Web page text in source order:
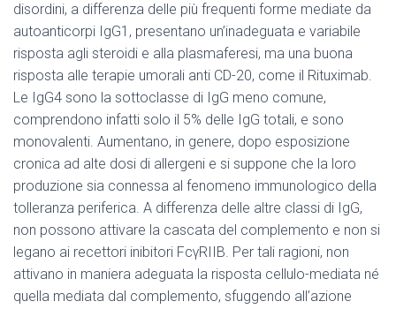
disordini, a differenza delle più frequenti forme mediate da
autoanticorpi IgG1, presentano un’inadeguata e variabile
risposta agli steroidi e alla plasmaferesi, ma una buona
risposta alle terapie umorali anti CD-20, come il Rituximab.
Le IgG4 sono la sottoclasse di IgG meno comune,
comprendono infatti solo il 5% delle IgG totali, e sono
monovalenti. Aumentano, in genere, dopo esposizione
cronica ad alte dosi di allergeni e si suppone che la loro
produzione sia connessa al fenomeno immunologico della
tolleranza periferica. A differenza delle altre classi di IgG,
non possono attivare la cascata del complemento e non si
legano ai recettori inibitori FcγRIIB. Per tali ragioni, non
attivano in maniera adeguata la risposta cellulo-mediata né
quella mediata dal complemento, sfuggendo all’azione